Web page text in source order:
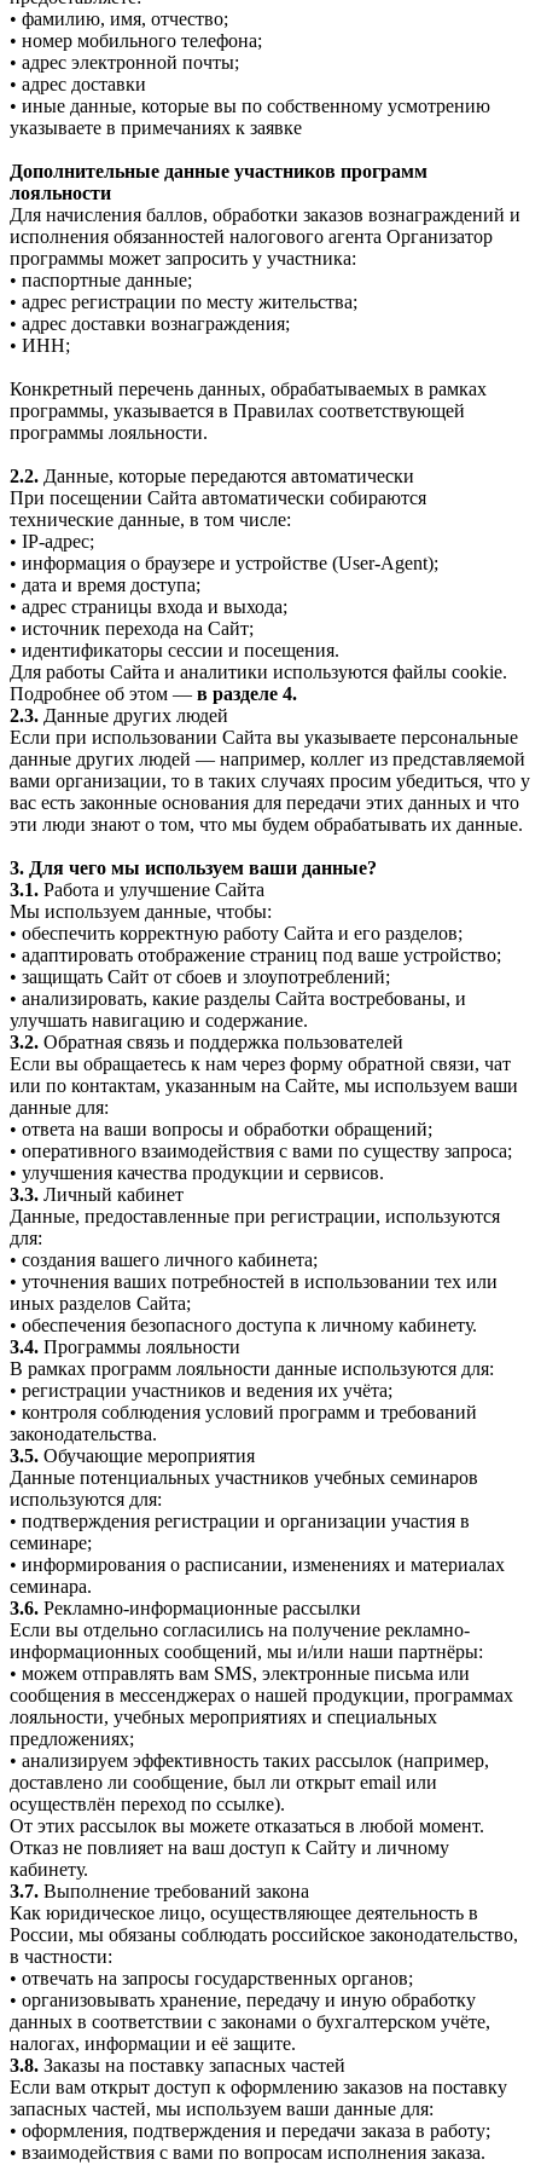
• фамилию, имя, отчество;
• номер мобильного телефона;
• адрес электронной почты;
• адрес доставки
• иные данные, которые вы по собственному усмотрению
указываете в примечаниях к заявке
Дополнительные данные участников программ
лояльности
Для начисления баллов, обработки заказов вознаграждений и
исполнения обязанностей налогового агента Организатор
программы может запросить у участника:
• паспортные данные;
• адрес регистрации по месту жительства;
• адрес доставки вознаграждения;
• ИНН;
Конкретный перечень данных, обрабатываемых в рамках
программы, указывается в Правилах соответствующей
программы лояльности.
2.2. Данные, которые передаются автоматически
При посещении Сайта автоматически собираются
технические данные, в том числе:
• IP-адрес;
• информация о браузере и устройстве (User-Agent);
• дата и время доступа;
• адрес страницы входа и выхода;
• источник перехода на Сайт;
• идентификаторы сессии и посещения.
Для работы Сайта и аналитики используются файлы cookie.
Подробнее об этом — в разделе 4.
2.3. Данные других людей
Если при использовании Сайта вы указываете персональные
данные других людей — например, коллег из представляемой
вами организации, то в таких случаях просим убедиться, что у
вас есть законные основания для передачи этих данных и что
эти люди знают о том, что мы будем обрабатывать их данные.
3. Для чего мы используем ваши данные?
3.1. Работа и улучшение Сайта
Мы используем данные, чтобы:
• обеспечить корректную работу Сайта и его разделов;
• адаптировать отображение страниц под ваше устройство;
• защищать Сайт от сбоев и злоупотреблений;
• анализировать, какие разделы Сайта востребованы, и
улучшать навигацию и содержание.
3.2. Обратная связь и поддержка пользователей
Если вы обращаетесь к нам через форму обратной связи, чат
или по контактам, указанным на Сайте, мы используем ваши
данные для:
• ответа на ваши вопросы и обработки обращений;
• оперативного взаимодействия с вами по существу запроса;
• улучшения качества продукции и сервисов.
3.3. Личный кабинет
Данные, предоставленные при регистрации, используются
для:
• создания вашего личного кабинета;
• уточнения ваших потребностей в использовании тех или
иных разделов Сайта;
• обеспечения безопасного доступа к личному кабинету.
3.4. Программы лояльности
В рамках программ лояльности данные используются для:
• регистрации участников и ведения их учёта;
• контроля соблюдения условий программ и требований
законодательства.
3.5. Обучающие мероприятия
Данные потенциальных участников учебных семинаров
используются для:
• подтверждения регистрации и организации участия в
семинаре;
• информирования о расписании, изменениях и материалах
семинара.
3.6. Рекламно-информационные рассылки
Если вы отдельно согласились на получение рекламно-
информационных сообщений, мы и/или наши партнёры:
• можем отправлять вам SMS, электронные письма или
сообщения в мессенджерах о нашей продукции, программах
лояльности, учебных мероприятиях и специальных
предложениях;
• анализируем эффективность таких рассылок (например,
доставлено ли сообщение, был ли открыт email или
осуществлён переход по ссылке).
От этих рассылок вы можете отказаться в любой момент.
Отказ не повлияет на ваш доступ к Сайту и личному
кабинету.
3.7. Выполнение требований закона
Как юридическое лицо, осуществляющее деятельность в
России, мы обязаны соблюдать российское законодательство,
в частности:
• отвечать на запросы государственных органов;
• организовывать хранение, передачу и иную обработку
данных в соответствии с законами о бухгалтерском учёте,
налогах, информации и её защите.
3.8. Заказы на поставку запасных частей
Если вам открыт доступ к оформлению заказов на поставку
запасных частей, мы используем ваши данные для:
• оформления, подтверждения и передачи заказа в работу;
• взаимодействия с вами по вопросам исполнения заказа.